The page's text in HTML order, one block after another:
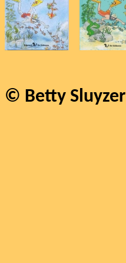
© Betty Sluyzer